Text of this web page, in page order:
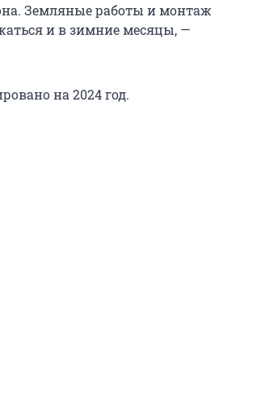
Земляные работы и монтаж
и в зимние месяцы, —
на 2024 год.